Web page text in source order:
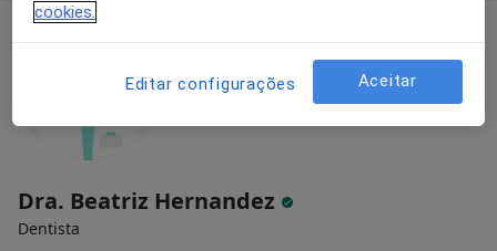
Dra. Beatriz Hernandez
Dentista
cookies.
Editar configurações Aceitar